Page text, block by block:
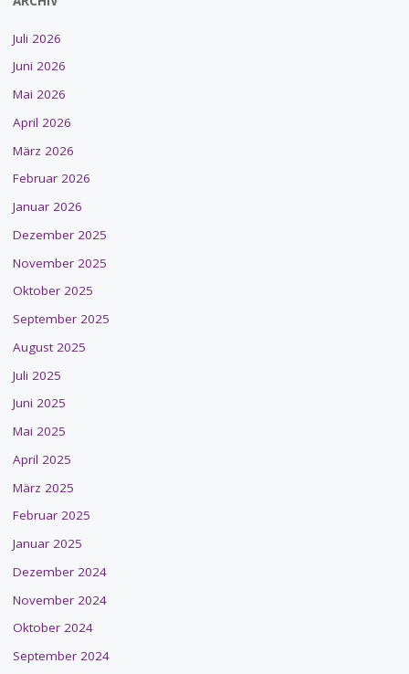
Juli 2026
Juni 2026
Mai 2026
April 2026
März 2026
Februar 2026
Januar 2026
Dezember 2025
November 2025
Oktober 2025
September 2025
August 2025
Juli 2025
Juni 2025
Mai 2025
April 2025
März 2025
Februar 2025
Januar 2025
Dezember 2024
November 2024
Oktober 2024
September 2024